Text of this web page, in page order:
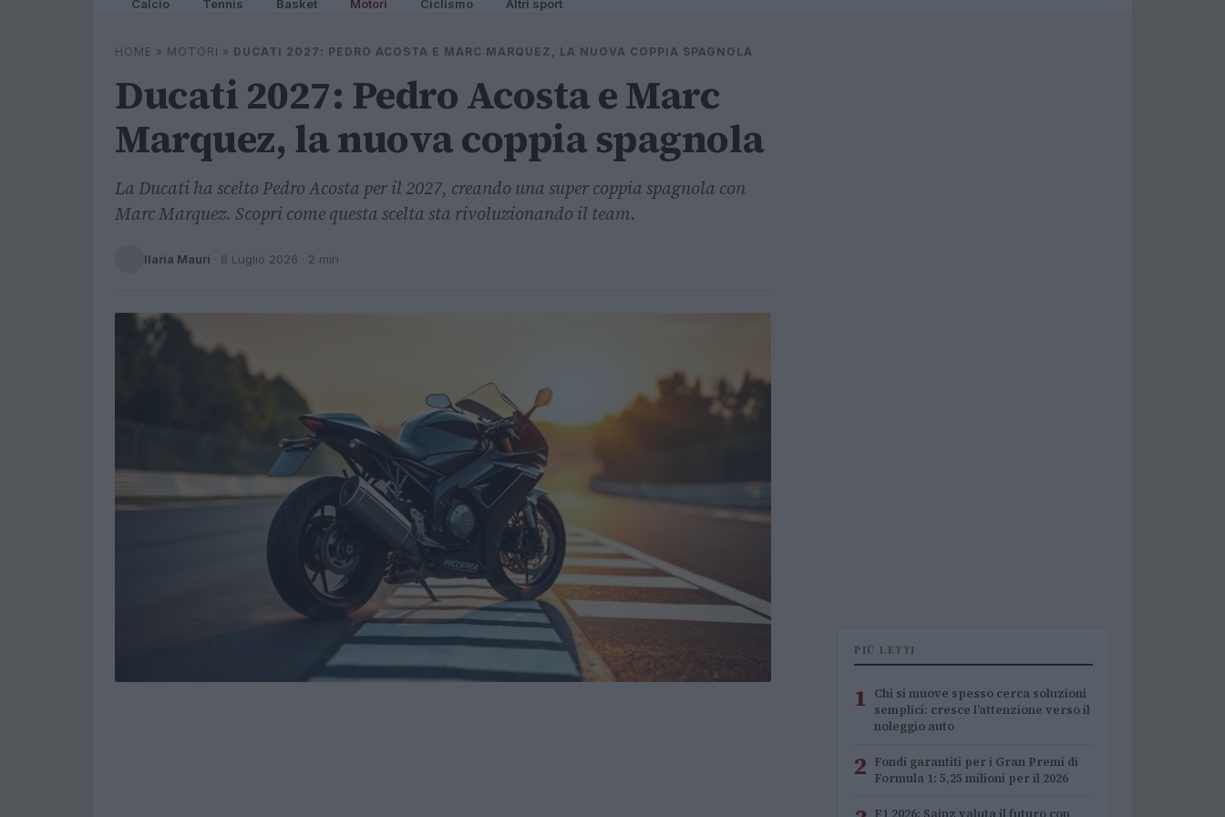
Calcio Tennis Basket Motori Ciclismo Altri sport
HOME » MOTORI » DUCATI 2027: PEDRO ACOSTA E MARC MARQUEZ, LA NUOVA COPPIA SPAGNOLA
Ducati 2027: Pedro Acosta e Marc
Marquez, la nuova coppia spagnola
La Ducati ha scelto Pedro Acosta per il 2027, creando una super coppia spagnola con
Marc Marquez. Scopri come questa scelta sta rivoluzionando il team.
Ilaria Mauri · 8 Luglio 2026 · 2 min
PIÙ LETTI
1 Chi si muove spesso cerca soluzioni
semplici: cresce l’attenzione verso il
noleggio auto
2 Fondi garantiti per i Gran Premi di
Formula 1: 5,25 milioni per il 2026
F1 2026: Sainz valuta il futuro con